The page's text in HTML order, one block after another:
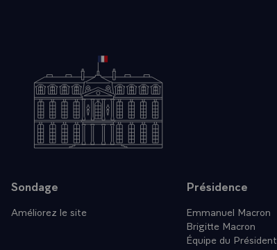
Sondage
Améliorez le site
Présidence
Emmanuel Macron
Brigitte Macron
Équipe du Président